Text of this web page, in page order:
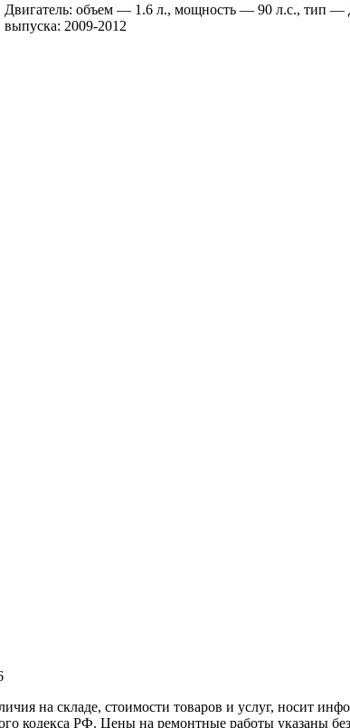
Двигатель: объем — 1.6 л., мощность — 90 л.с., тип
выпуска: 2009-2012
на складе, стоимости товаров и услуг, носит
кодекса РФ. Цены на ремонтные работы указаны